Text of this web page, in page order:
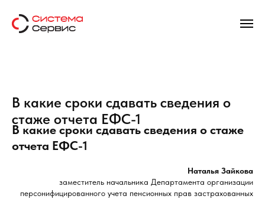
В какие сроки сдавать сведения о
стаже отчета ЕФС-1
В какие сроки сдавать сведения о стаже
отчета ЕФС-1
Наталья Зайкова
заместитель начальника Департамента организации
персонифицированного учета пенсионных прав застрахованных